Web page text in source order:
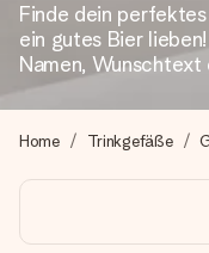
Unsere Geschenke
+49 39292
Montag - Freitag :
Samstag - Sonntag
Finde dein
ein gutes Bier
Namen, Wunschtext
Home Trinkgefäße